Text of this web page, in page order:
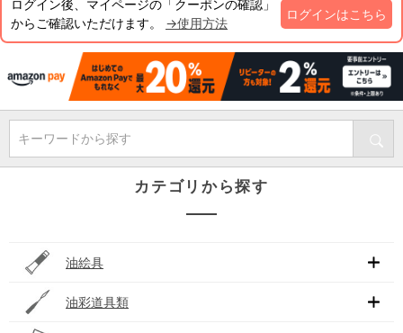
ログイン後、マイページの「クーポンの確認」
からご確認いただけます。 →使用方法
ログインはこちら
キーワードから探す
カテゴリから探す
油絵具
油彩道具類